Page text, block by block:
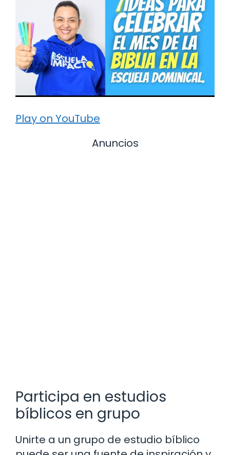
Play on YouTube
Anuncios
Participa en estudios
bíblicos en grupo
Unirte a un grupo de estudio bíblico